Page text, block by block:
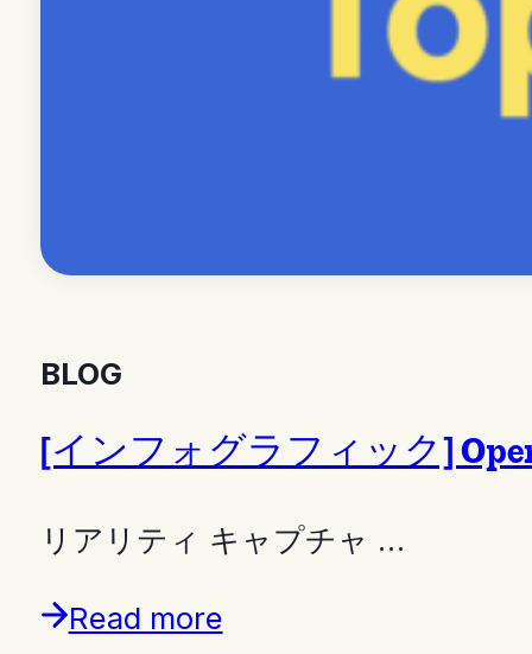
BLOG
[インフォグラフィック]
リアリティ キャプチャ …
Read more